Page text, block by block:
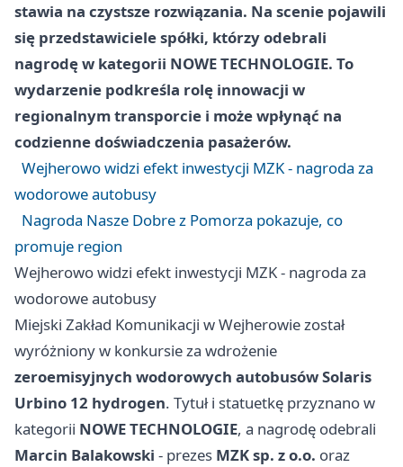
stawia na czystsze rozwiązania. Na scenie pojawili
się przedstawiciele spółki, którzy odebrali
nagrodę w kategorii NOWE TECHNOLOGIE. To
wydarzenie podkreśla rolę innowacji w
regionalnym transporcie i może wpłynąć na
codzienne doświadczenia pasażerów.
Wejherowo widzi efekt inwestycji MZK - nagroda za
wodorowe autobusy
Nagroda Nasze Dobre z Pomorza pokazuje, co
promuje region
Wejherowo widzi efekt inwestycji MZK - nagroda za
wodorowe autobusy
Miejski Zakład Komunikacji w Wejherowie został
wyróżniony w konkursie za wdrożenie
zeroemisyjnych wodorowych autobusów Solaris
Urbino 12 hydrogen. Tytuł i statuetkę przyznano w
kategorii NOWE TECHNOLOGIE, a nagrodę odebrali
Marcin Balakowski - prezes MZK sp. z o.o. oraz